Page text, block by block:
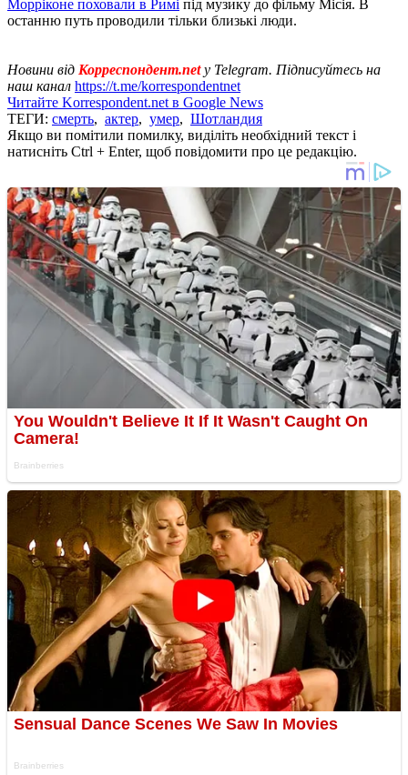
Морріконе поховали в Римі під музику до фільму Місія. В
останню путь проводили тільки близькі люди.
Новини від Корреспондент.net у Telegram. Підписуйтесь на
наш канал https://t.me/korrespondentnet
Читайте Korrespondent.net в Google News
ТЕГИ: смерть, актер, умер, Шотландия
Якщо ви помітили помилку, виділіть необхідний текст і
натисніть Ctrl + Enter, щоб повідомити про це редакцію.